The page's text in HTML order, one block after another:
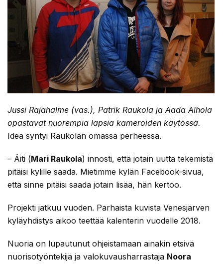
Jussi Rajahalme (vas.), Patrik Raukola ja Aada Alhola
opastavat nuorempia lapsia kameroiden käytössä.
Idea syntyi Raukolan omassa perheessä.
– Äiti (Mari Raukola) innosti, että jotain uutta tekemistä
pitäisi kylille saada. Mietimme kylän Facebook-sivua,
että sinne pitäisi saada jotain lisää, hän kertoo.
Projekti jatkuu vuoden. Parhaista kuvista Venesjärven
kyläyhdistys aikoo teettää kalenterin vuodelle 2018.
Nuoria on lupautunut ohjeistamaan ainakin etsivä
nuorisotyöntekijä ja valokuvausharrastaja Noora